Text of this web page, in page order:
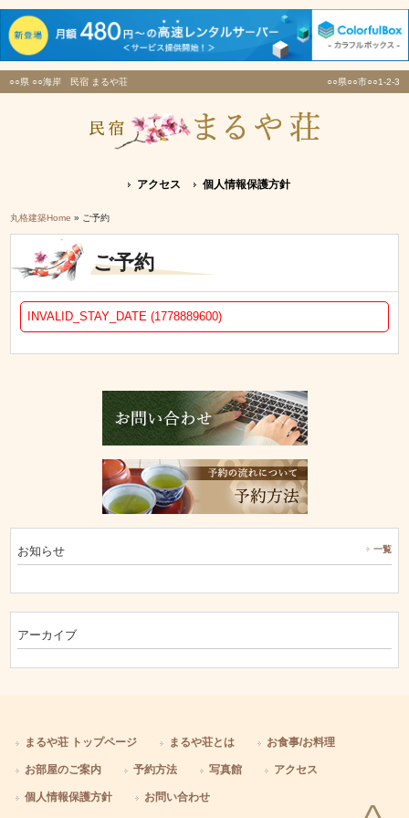
○○県 ○○海岸 民宿 まるや荘 ○○県○○市○○1-2-3
アクセス 個人情報保護方針
丸格建築Home » ご予約
ご予約
INVALID_STAY_DATE (1778889600)
お知らせ 一覧
アーカイブ
まるや荘 トップページ まるや荘とは お食事/お料理
お部屋のご案内 予約方法 写真館 アクセス
個人情報保護方針 お問い合わせ